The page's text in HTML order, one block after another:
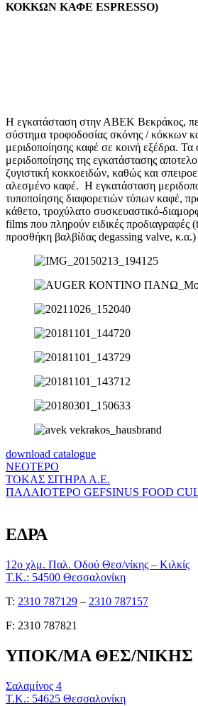
ΚΟΚΚΩΝ ΚΑΦΕ ESPRESSO)
Η εγκατάσταση στην ΑΒΕΚ Bεκράκος,
σύστημα τροφοδοσίας σκόνης / κόκκων
μεριδοποίησης καφέ σε κοινή εξέδρα.
μεριδοποίησης της εγκατάστασης
ζυγιστική κοκκοειδών, καθώς και
αλεσμένο καφέ. Η εγκατάσταση
τυποποίησης διαφορετιών τύπων καφέ,
κάθετο, τροχύλατο συσκευαστικό-
films που πληρούν ειδικές προδιαγραφές
προσθήκη βαλβίδας degassing valve, κ.α.)
download catalogue
ΝΕΟΤΕΡΟ
ΤΟΚΑΣ ΣΙΤΗΡΑ Α.Ε.
ΠΑΛΑΙΟΤΕΡΟ GEFSINUS FOOD
ΕΔΡΑ
12ο χλμ. Παλ. Οδού Θεσ/νίκης – Κιλκίς
Τ.Κ.: 54500 Θεσσαλονίκη
Τ: 2310 787129 – 2310 787157
F: 2310 787821
ΥΠΟΚ/ΜΑ ΘΕΣ/ΝΙΚΗΣ
Σαλαμίνος 4
Τ.Κ.: 54625 Θεσσαλονίκη